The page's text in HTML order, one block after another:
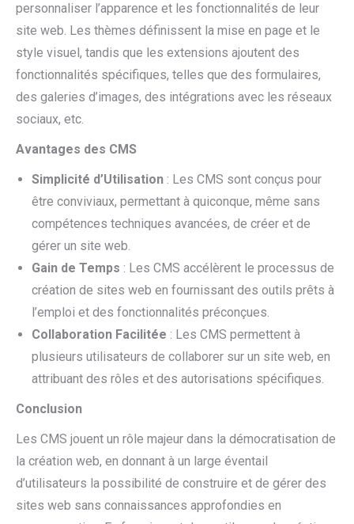
personnaliser l’apparence et les fonctionnalités de leur
site web. Les thèmes définissent la mise en page et le
style visuel, tandis que les extensions ajoutent des
fonctionnalités spécifiques, telles que des formulaires,
des galeries d’images, des intégrations avec les réseaux
sociaux, etc.
Avantages des CMS
Simplicité d’Utilisation : Les CMS sont conçus pour
être conviviaux, permettant à quiconque, même sans
compétences techniques avancées, de créer et de
gérer un site web.
Gain de Temps : Les CMS accélèrent le processus de
création de sites web en fournissant des outils prêts à
l’emploi et des fonctionnalités préconçues.
Collaboration Facilitée : Les CMS permettent à
plusieurs utilisateurs de collaborer sur un site web, en
attribuant des rôles et des autorisations spécifiques.
Conclusion
Les CMS jouent un rôle majeur dans la démocratisation de
la création web, en donnant à un large éventail
d’utilisateurs la possibilité de construire et de gérer des
sites web sans connaissances approfondies en